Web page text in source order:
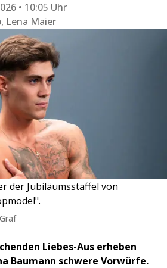
• 10:05 Uhr
, Lena Maier
der Jubiläumsstaffel von
Liebes-Aus erheben
Baumann schwere Vorwürfe.